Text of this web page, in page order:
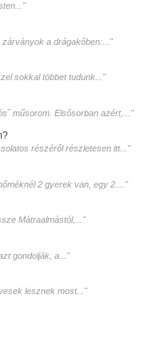
a drágakőben:..."
sokkal többet tudunk..."
műsorom. Elsősorban azért,..."
részéről részletesen itt..."
2 gyerek van, egy 2...."
Mátraalmástól,..."
gondolják, a..."
lesznek most..."